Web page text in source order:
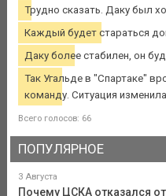
Трудно сказать. Даку был
Каждый будет стараться
Даку более стабилен, он
Так Угальде в "Спартаке"
команду. Ситуация
Всего голосов: 66
ПОПУЛЯРНОЕ
3 Августа
Почему ЦСКА отказался